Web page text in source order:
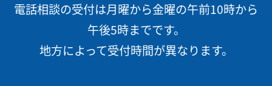
電話相談の受付は月曜から金曜の午前10時から
午後5時までです。
地方によって受付時間が異なります。